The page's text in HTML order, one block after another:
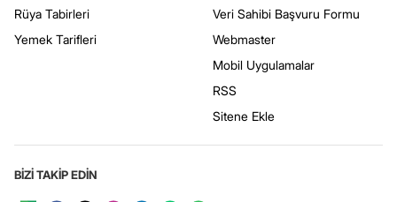
Rüya Tabirleri
Yemek Tarifleri
Veri Sahibi Başvuru Formu
Webmaster
Mobil Uygulamalar
RSS
Sitene Ekle
BİZİ TAKİP EDİN